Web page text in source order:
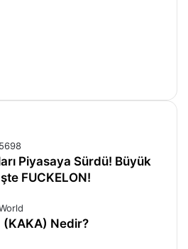
Piyasaya Sürdü! Büyük
FUCKELON!
(KAKA) Nedir?